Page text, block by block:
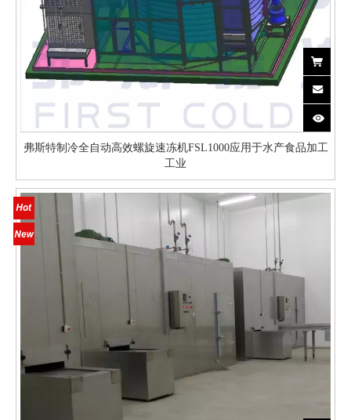
弗斯特制冷全自动高效螺旋速冻机FSL1000应用于水产食品加工
工业